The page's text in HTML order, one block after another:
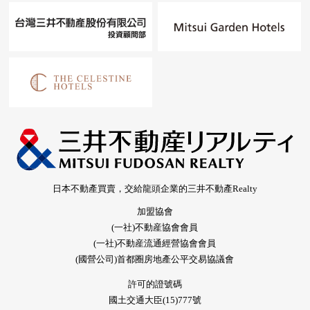
日本不動產買賣，交給龍頭企業的三井不動產Realty
加盟協會
(一社)不動産協會會員
(一社)不動産流通經營協會會員
(國營公司)首都圈房地產公平交易協議會
許可的證號碼
國土交通大臣(15)777號